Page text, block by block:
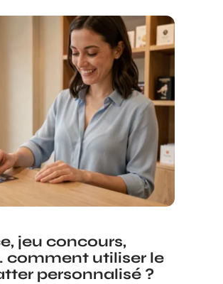
jeu concours,
comment utiliser le
personnalisé ?